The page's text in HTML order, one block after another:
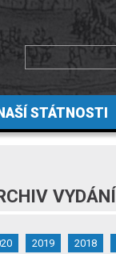
STÁTNOSTI
VYDÁNÍ
2019 2018